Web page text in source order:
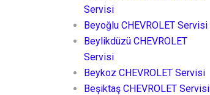
Servisi
Beyoğlu CHEVROLET Servisi
Beylikdüzü CHEVROLET
Servisi
Beykoz CHEVROLET Servisi
Beşiktaş CHEVROLET Servisi